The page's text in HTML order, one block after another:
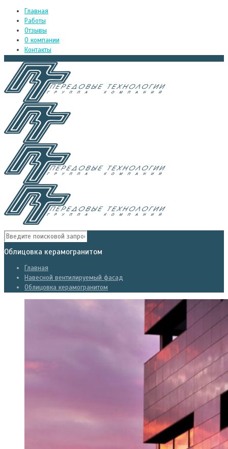
Главная
Работы
Отзывы
О компании
Контакты
Облицовка керамогранитом
Главная
Навесной вентилируемый фасад
Облицовка керамогранитом